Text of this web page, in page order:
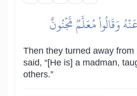
وَقَالُواْ مُعَلَّمٞ مَّجۡنُونٌ
Then they turned away from
said, “[He is] a madman,
others.”